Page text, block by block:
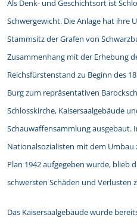
Als Denk- und Geschichtsort ist
Schwergewicht. Die Anlage hat ihre
Stammsitz der Grafen von
Zusammenhang mit der Erhebung
Reichsfürstenstand zu Beginn des
Burg zum repräsentativen
Schlosskirche, Kaisersaalgebäude
Schauwaffensammlung ausgebaut.
Nationalsozialisten mit dem Umbau
Plan 1942 aufgegeben wurde, blieb
schwersten Schäden und Verlusten
Das Kaisersaalgebäude wurde